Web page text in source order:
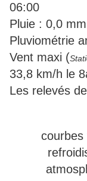
06:00
Pluie : 0,0 mm
Pluviométrie
Vent maxi (
33,8 km/h le
Les relevés